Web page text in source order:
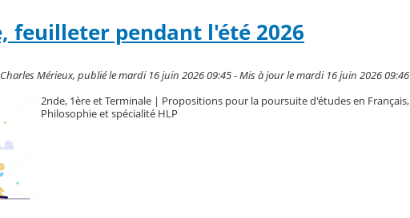
feuilleter pendant l'été 2026
Mérieux, publié le mardi 16 juin 2026 09:45 - Mis à jour le mardi 16 juin 2026 09:46
2nde, 1ère et Terminale | Propositions pour la poursuite d'études en Français,
Philosophie et spécialité HLP